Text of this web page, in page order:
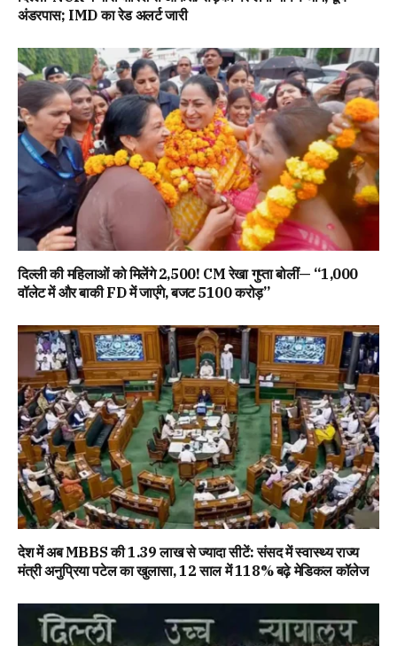
अंडरपास; IMD का रेड अलर्ट जारी
दिल्ली की महिलाओं को मिलेंगे ₹2,500! CM रेखा गुप्ता बोलीं— “1,000
वॉलेट में और बाकी FD में जाएंगे, बजट ₹5100 करोड़”
देश में अब MBBS की 1.39 लाख से ज्यादा सीटें: संसद में स्वास्थ्य राज्य
मंत्री अनुप्रिया पटेल का खुलासा, 12 साल में 118% बढ़े मेडिकल कॉलेज